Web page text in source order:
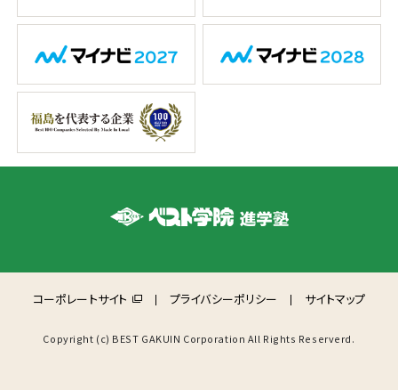
コーポレートサイト プライバシーポリシー サイトマップ
Copyright (c) BEST GAKUIN Corporation All Rights Reserverd.